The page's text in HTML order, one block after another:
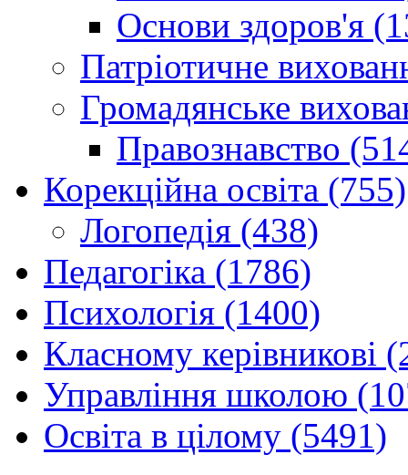
Основи здоров'я
Патріотичне
Громадянське
Правознавство
Корекційна освіта (755)
Логопедія (438)
Педагогіка (1786)
Психологія (1400)
Класному керівникові
Управління школою
Освіта в цілому (5491)